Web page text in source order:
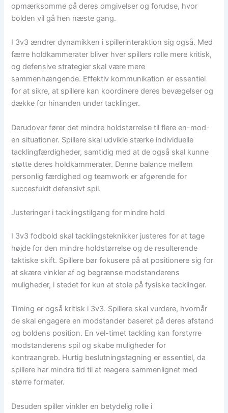
opmærksomme på deres omgivelser og forudse, hvor
bolden vil gå hen næste gang.
I 3v3 ændrer dynamikken i spillerinteraktion sig også. Med
færre holdkammerater bliver hver spillers rolle mere kritisk,
og defensive strategier skal være mere
sammenhængende. Effektiv kommunikation er essentiel
for at sikre, at spillere kan koordinere deres bevægelser og
dække for hinanden under tacklinger.
Derudover fører det mindre holdstørrelse til flere en-mod-
en situationer. Spillere skal udvikle stærke individuelle
tacklingfærdigheder, samtidig med at de også skal kunne
støtte deres holdkammerater. Denne balance mellem
personlig færdighed og teamwork er afgørende for
succesfuldt defensivt spil.
Justeringer i tacklingstilgang for mindre hold
I 3v3 fodbold skal tacklingsteknikker justeres for at tage
højde for den mindre holdstørrelse og de resulterende
taktiske skift. Spillere bør fokusere på at positionere sig for
at skære vinkler af og begrænse modstanderens
muligheder, i stedet for kun at stole på fysiske tacklinger.
Timing er også kritisk i 3v3. Spillere skal vurdere, hvornår
de skal engagere en modstander baseret på deres afstand
og boldens position. En vel-timet tackling kan forstyrre
modstanderens spil og skabe muligheder for
kontraangreb. Hurtig beslutningstagning er essentiel, da
spillere har mindre tid til at reagere sammenlignet med
større formater.
Desuden spiller vinkler en betydelig rolle i